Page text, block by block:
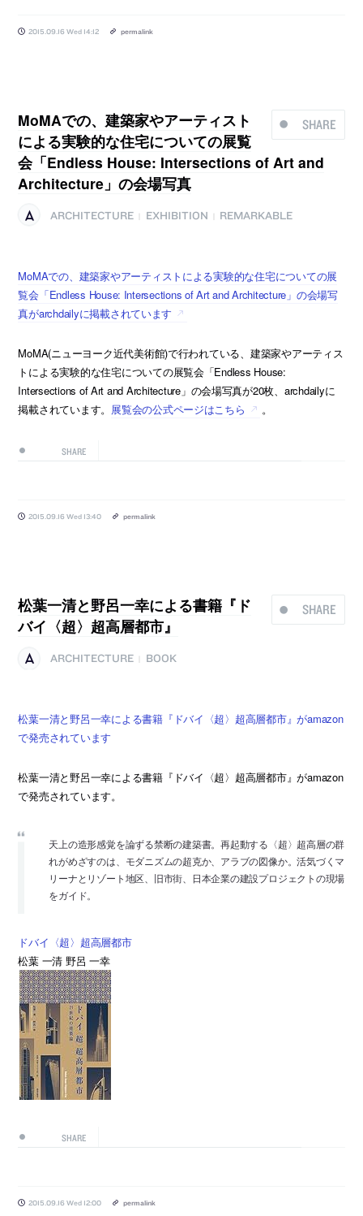
2015.09.16 Wed 14:12 permalink
SHARE
MoMAでの、建築家やアーティスト
による実験的な住宅についての展覧
会「Endless House: Intersections of Art and
Architecture」の会場写真
ARCHITECTURE EXHIBITION REMARKABLE
MoMAでの、建築家やアーティストによる実験的な住宅についての展
覧会「Endless House: Intersections of Art and Architecture」の会場写
真がarchdailyに掲載されています
MoMA(ニューヨーク近代美術館)で行われている、建築家やアーティス
トによる実験的な住宅についての展覧会「Endless House:
Intersections of Art and Architecture」の会場写真が20枚、archdailyに
掲載されています。 展覧会の公式ページはこちら 。
SHARE
2015.09.16 Wed 13:40 permalink
SHARE
松葉一清と野呂一幸による書籍『ド
バイ〈超〉超高層都市』
ARCHITECTURE BOOK
松葉一清と野呂一幸による書籍『ドバイ〈超〉超高層都市』がamazon
で発売されています
松葉一清と野呂一幸による書籍『ドバイ〈超〉超高層都市』がamazon
で発売されています。
天上の造形感覚を論ずる禁断の建築書。再起動する〈超〉超高層の群
れがめざすのは、モダニズムの超克か、アラブの図像か。活気づくマ
リーナとリゾート地区、旧市街、日本企業の建設プロジェクトの現場
をガイド。
ドバイ〈超〉超高層都市
松葉 一清 野呂 一幸
SHARE
2015.09.16 Wed 12:00 permalink